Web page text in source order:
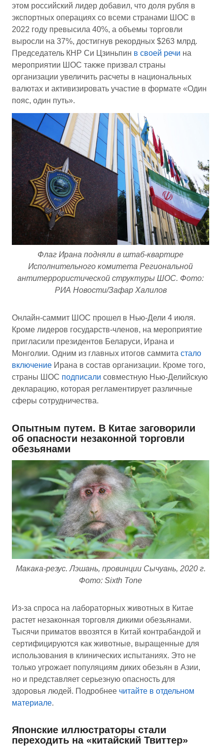
этом российский лидер добавил, что доля рубля в
экспортных операциях со всеми странами ШОС в
2022 году превысила 40%, а объемы торговли
выросли на 37%, достигнув рекордных $263 млрд.
Председатель КНР Си Цзиньпин в своей речи на
мероприятии ШОС также призвал страны
организации увеличить расчеты в национальных
валютах и активизировать участие в формате «Один
пояс, один путь».
Флаг Ирана подняли в штаб-квартире
Исполнительного комитета Региональной
антитеррористической структуры ШОС. Фото:
РИА Новости/Зафар Халилов
Онлайн-саммит ШОС прошел в Нью-Дели 4 июля.
Кроме лидеров государств-членов, на мероприятие
пригласили президентов Беларуси, Ирана и
Монголии. Одним из главных итогов саммита стало
включение Ирана в состав организации. Кроме того,
страны ШОС подписали совместную Нью-Делийскую
декларацию, которая регламентирует различные
сферы сотрудничества.
Опытным путем. В Китае заговорили
об опасности незаконной торговли
обезьянами
Макака-резус. Лэшань, провинции Сычуань, 2020 г.
Фото: Sixth Tone
Из-за спроса на лабораторных животных в Китае
растет незаконная торговля дикими обезьянами.
Тысячи приматов ввозятся в Китай контрабандой и
сертифицируются как животные, выращенные для
использования в клинических испытаниях. Это не
только угрожает популяциям диких обезьян в Азии,
но и представляет серьезную опасность для
здоровья людей. Подробнее читайте в отдельном
материале.
Японские иллюстраторы стали
переходить на «китайский Твиттер»